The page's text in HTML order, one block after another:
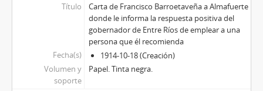
Título
Carta de Francisco Barroetaveña a Almafuerte
donde le informa la respuesta positiva del
gobernador de Entre Ríos de emplear a una
persona que él recomienda
Fecha(s)
1914-10-18 (Creación)
Volumen y
soporte
Papel. Tinta negra.